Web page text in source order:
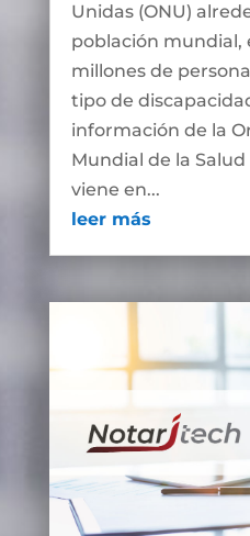
Unidas (ONU)
población mundial,
millones de
tipo de
información de la
Mundial de la Salud
viene en...
leer más